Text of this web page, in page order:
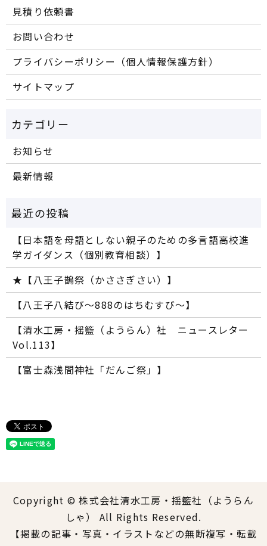
見積り依頼書
お問い合わせ
プライバシーポリシー（個人情報保護方針）
サイトマップ
お知らせ
最新情報
【日本語を母語としない親子のための多言語高校進
学ガイダンス（個別教育相談）】
★【八王子鵲祭（かささぎさい）】
【八王子八結び～888のはちむすび～】
【清水工房・揺籃（ようらん）社 ニュースレター
Vol.113】
【富士森浅間神社「だんご祭」】
Copyright © 株式会社清水工房・揺籃社（ようらん
しゃ） All Rights Reserved.
【掲載の記事・写真・イラストなどの無断複写・転載